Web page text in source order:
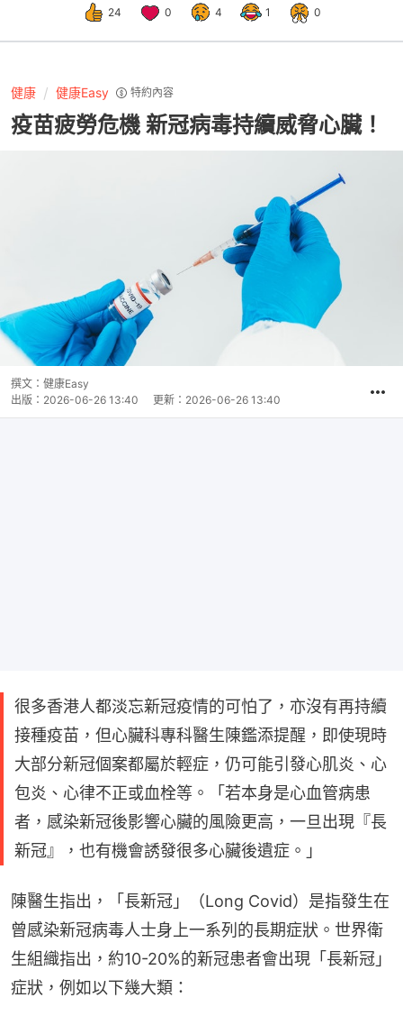
24 0 4 1 0
健康 健康Easy 特約內容
疫苗疲勞危機 新冠病毒持續威脅心臟！
撰文： 健康Easy
出版： 2026-06-26 13:40 更新： 2026-06-26 13:40
很多香港人都淡忘新冠疫情的可怕了，亦沒有再持續
接種疫苗，但心臟科專科醫生陳鑑添提醒，即使現時
大部分新冠個案都屬於輕症，仍可能引發心肌炎、心
包炎、心律不正或血栓等。「若本身是心血管病患
者，感染新冠後影響心臟的風險更高，一旦出現『長
新冠』，也有機會誘發很多心臟後遺症。」
陳醫生指出，「長新冠」（Long Covid）是指發生在
曾感染新冠病毒人士身上一系列的長期症狀。世界衛
生組織指出，約10-20%的新冠患者會出現「長新冠」
症狀，例如以下幾大類：